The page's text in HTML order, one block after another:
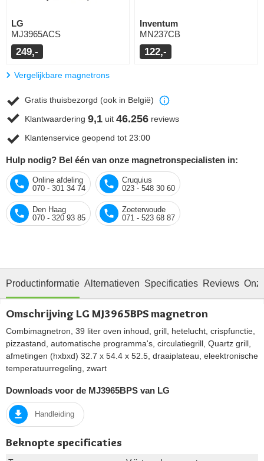
LG
MJ3965ACS
249,-
Inventum
MN237CB
122,-
Vergelijkbare magnetrons
Gratis thuisbezorgd (ook in België)
Klantwaardering 9,1 uit 46.256 reviews
Klantenservice geopend tot 23:00
Hulp nodig? Bel één van onze magnetronspecialisten in:
Online afdeling
070 - 301 34 74
Cruquius
023 - 548 30 60
Den Haag
070 - 320 93 85
Zoeterwoude
071 - 523 68 87
Productinformatie Alternatieven Specificaties Reviews
Omschrijving LG MJ3965BPS magnetron
Combimagnetron, 39 liter oven inhoud, grill, hetelucht, crispfunctie,
pizzastand, automatische programma's, circulatiegrill, Quartz grill,
afmetingen (hxbxd) 32.7 x 54.4 x 52.5, draaiplateau, eleektronische
temperatuurregeling, zwart
Downloads voor de MJ3965BPS van LG
Handleiding
Beknopte specificaties